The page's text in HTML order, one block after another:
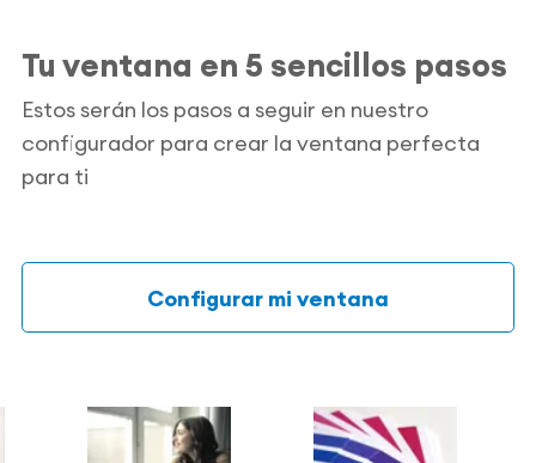
Tu ventana en 5 sencillos pasos
Estos serán los pasos a seguir en nuestro
configurador para crear la ventana perfecta
para ti
Configurar mi ventana